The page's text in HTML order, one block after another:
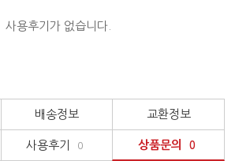
사용후기가 없습니다.
배송정보 교환정보
사용후기 0 상품문의 0